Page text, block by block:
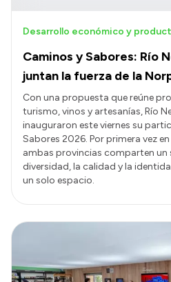
Caminos y Sabores: Río
juntan la fuerza de la
Desarrollo económico y
Con una propuesta que reúne
turismo, vinos y artesanías, Río
inauguraron este viernes su
Sabores 2026. Por primera vez
ambas provincias comparten
diversidad, la calidad y la
un solo espacio.